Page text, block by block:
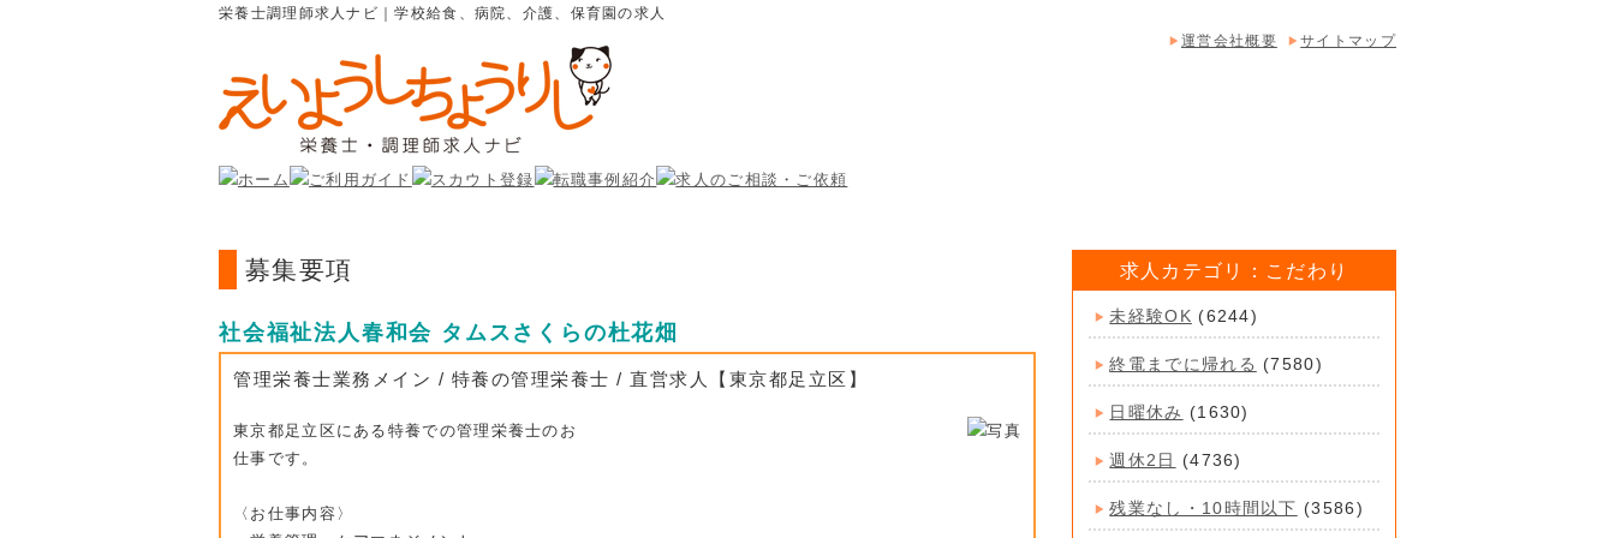
栄養士調理師求人ナビ｜学校給食、病院、介護、保育園の求人
運営会社概要
サイトマップ
募集要項
社会福祉法人春和会 タムスさくらの杜花畑
管理栄養士業務メイン / 特養の管理栄養士 / 直営求人【東京都足立区】
東京都足立区にある特養での管理栄養士のお
仕事です。
〈お仕事内容〉
求人カテゴリ：こだわり
未経験OK (6244)
終電までに帰れる (7580)
日曜休み (1630)
週休2日 (4736)
残業なし・10時間以下 (3586)